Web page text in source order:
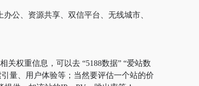
公、资源共享、双信平台、无线城市、
关权重信息，可以去 “5188数据” “爱站数
量、用户体验等；当然要评估一个站的价